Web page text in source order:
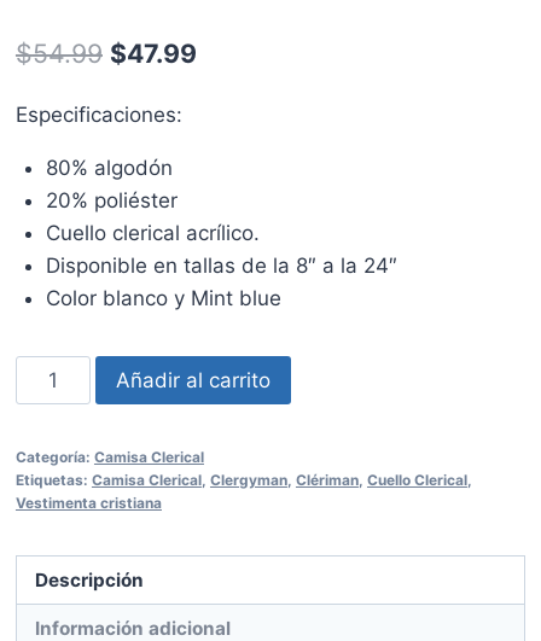
$54.99 $47.99
Especificaciones:
80% algodón
20% poliéster
Cuello clerical acrílico.
Disponible en tallas de la 8″ a la 24″
Color blanco y Mint blue
Camisa
Clerical
Dama
cantidad
Añadir al carrito
Categoría: Camisa Clerical
Etiquetas: Camisa Clerical, Clergyman, Clériman, Cuello Clerical,
Vestimenta cristiana
Descripción
Información adicional